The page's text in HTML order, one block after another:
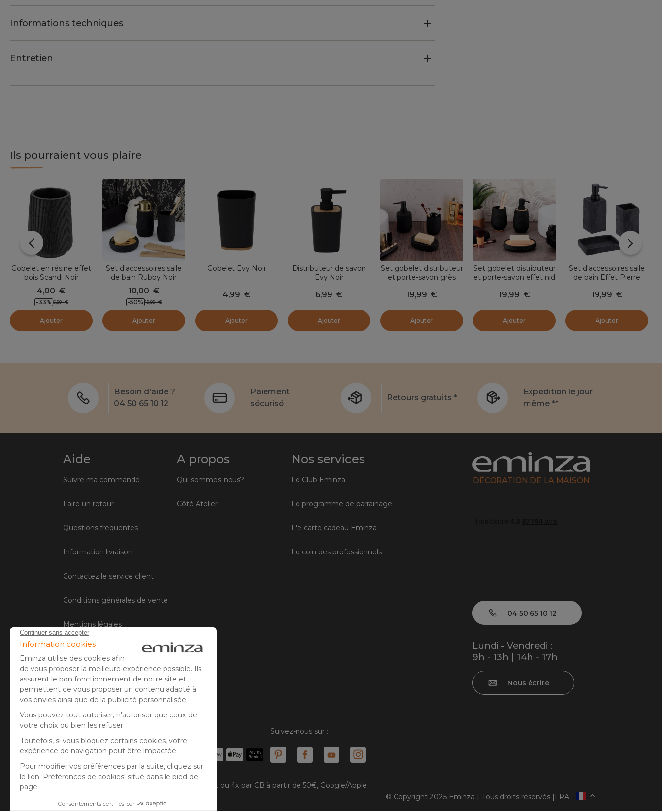
Informations techniques
Entretien
Ils pourraient vous plaire
Gobelet en résine effet
bois Scandi Noir
4,00 €
-33% 5,99 €
Ajouter
Set d'accessoires salle
de bain Rubby Noir
10,00 €
-50% 19,99 €
Ajouter
Gobelet Evy Noir
4,99 €
Ajouter
Distributeur de savon
Evy Noir
6,99 €
Ajouter
Set gobelet distributeur
et porte-savon grès
19,99 €
Ajouter
Set gobelet distributeur
et porte-savon effet nid
19,99 €
Ajouter
Set d'accessoires salle
de bain Effet Pierre
19,99 €
Ajouter
Besoin d'aide ?
04 50 65 10 12
Paiement
sécurisé
Retours gratuits *
Expédition le jour
même **
Aide
Suivre ma commande
Faire un retour
Questions fréquentes
Information livraison
Contactez le service client
Conditions générales de vente
Mentions légales
Gestion des cookies
Avis client
A propos
Qui sommes-nous?
Côté Atelier
Nos services
Le Club Eminza
Le programme de parrainage
L'e-carte cadeau Eminza
Le coin des professionnels
DÉCORATION DE LA MAISON
04 50 65 10 12
Lundi - Vendredi :
9h - 13h | 14h - 17h
Nous écrire
Suivez-nous sur :
Carte bancaire, PayPal, virement bancaire, 3x ou 4x par CB à partir de 50€, Google/Apple
© Copyright 2025 Eminza | Tous droits réservés |
ESPAÑA
FRA